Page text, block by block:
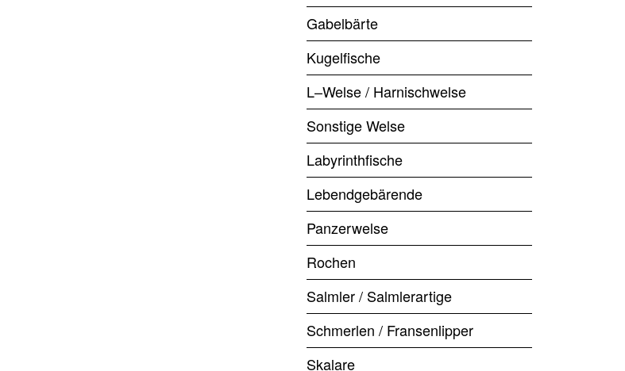
Gabelbärte
Kugelfische
L–Welse / Harnischwelse
Sonstige Welse
Labyrinthfische
Lebendgebärende
Panzerwelse
Rochen
Salmler / Salmlerartige
Schmerlen / Fransenlipper
Skalare